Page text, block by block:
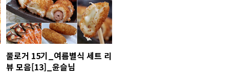
풀로거 15기_여름별식 세트 리
뷰 모음[13]_윤슬님